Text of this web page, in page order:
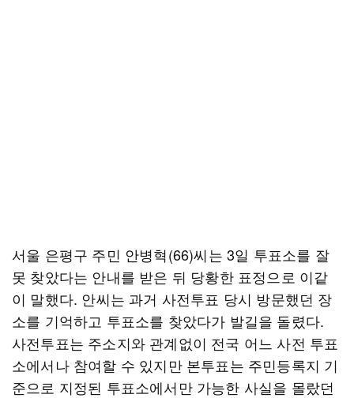
서울 은평구 주민 안병혁(66)씨는 3일 투표소를 잘
못 찾았다는 안내를 받은 뒤 당황한 표정으로 이같
이 말했다. 안씨는 과거 사전투표 당시 방문했던 장
소를 기억하고 투표소를 찾았다가 발길을 돌렸다.
사전투표는 주소지와 관계없이 전국 어느 사전 투표
소에서나 참여할 수 있지만 본투표는 주민등록지 기
준으로 지정된 투표소에서만 가능한 사실을 몰랐던